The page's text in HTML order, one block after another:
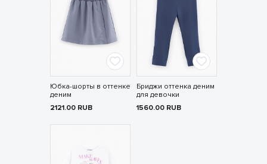
Юбка-шорты в оттенке
деним
2121.00 RUB
Бриджи оттенка деним
для девочки
1560.00 RUB